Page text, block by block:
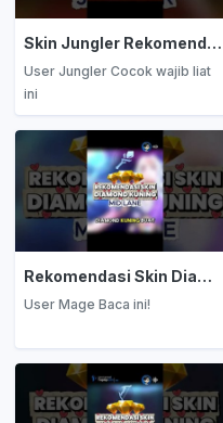
Skin Jungler Rekomendasi Diamond Kuning
User Jungler Cocok wajib liat
ini
Rekomendasi Skin Diamond Kuning: Mage
User Mage Baca ini!